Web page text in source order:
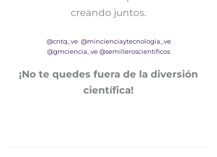
creando juntos.
@cntq_ve @mincienciaytecnologia_ve
@gmciencia_ve @semilleroscientificos
¡No te quedes fuera de la diversión
científica!